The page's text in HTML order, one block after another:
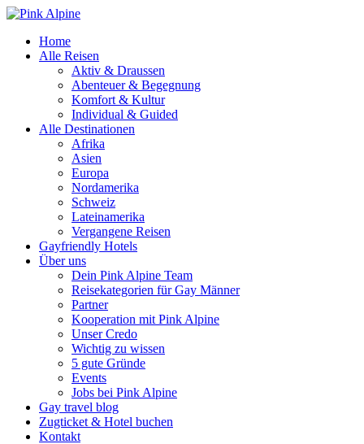
Home
Alle Reisen
Aktiv & Draussen
Abenteuer & Begegnung
Komfort & Kultur
Individual & Guided
Alle Destinationen
Afrika
Asien
Europa
Nordamerika
Schweiz
Lateinamerika
Vergangene Reisen
Gayfriendly Hotels
Über uns
Dein Pink Alpine Team
Reisekategorien für Gay Männer
Partner
Kooperation mit Pink Alpine
Unser Credo
Wichtig zu wissen
5 gute Gründe
Events
Jobs bei Pink Alpine
Gay travel blog
Zugticket & Hotel buchen
Kontakt